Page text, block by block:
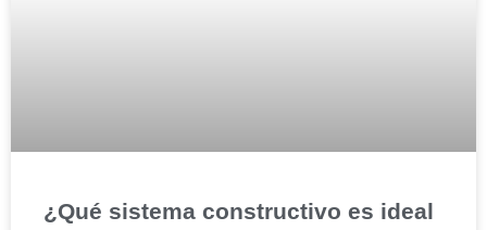
¿Qué sistema constructivo es ideal